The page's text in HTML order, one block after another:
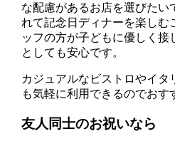
な配慮があるお店を選びたい
れて記念日ディナーを楽しむ
ッフの方が子どもに優しく接
としても安心です。
カジュアルなビストロやイタ
も気軽に利用できるのでお
友人同士のお祝いなら